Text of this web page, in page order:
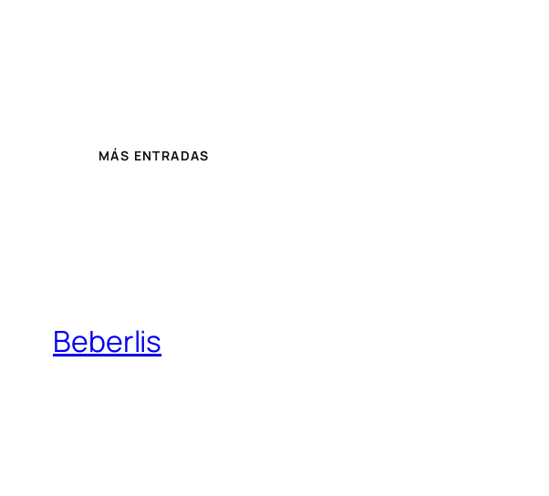
MÁS ENTRADAS
Beberlis